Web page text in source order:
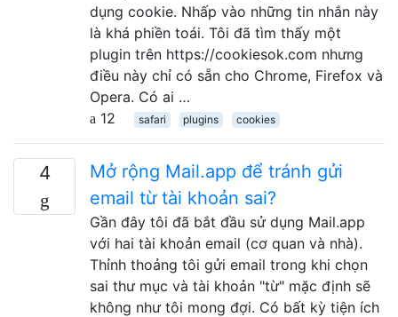
dụng cookie. Nhấp vào những tin nhắn này
là khá phiền toái. Tôi đã tìm thấy một
plugin trên https://cookiesok.com nhưng
điều này chỉ có sẵn cho Chrome, Firefox và
Opera. Có ai …
12
safari plugins cookies
4
Mở rộng Mail.app để tránh gửi
email từ tài khoản sai?
Gần đây tôi đã bắt đầu sử dụng Mail.app
với hai tài khoản email (cơ quan và nhà).
Thỉnh thoảng tôi gửi email trong khi chọn
sai thư mục và tài khoản "từ" mặc định sẽ
không như tôi mong đợi. Có bất kỳ tiện ích